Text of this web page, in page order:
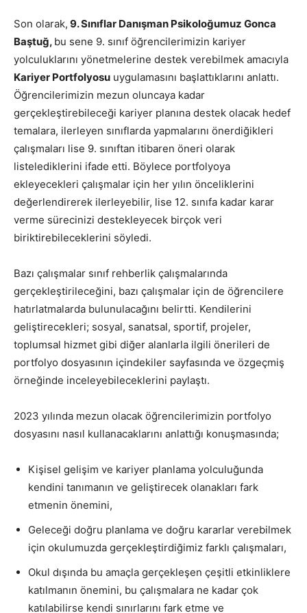
Son olarak, 9. Sınıflar Danışman Psikoloğumuz Gonca
Baştuğ, bu sene 9. sınıf öğrencilerimizin kariyer
yolculuklarını yönetmelerine destek verebilmek amacıyla
Kariyer Portfolyosu uygulamasını başlattıklarını anlattı.
Öğrencilerimizin mezun oluncaya kadar
gerçekleştirebileceği kariyer planına destek olacak hedef
temalara, ilerleyen sınıflarda yapmalarını önerdiğikleri
çalışmaları lise 9. sınıftan itibaren öneri olarak
listelediklerini ifade etti. Böylece portfolyoya
ekleyecekleri çalışmalar için her yılın önceliklerini
değerlendirerek ilerleyebilir, lise 12. sınıfa kadar karar
verme sürecinizi destekleyecek birçok veri
biriktirebileceklerini söyledi.
Bazı çalışmalar sınıf rehberlik çalışmalarında
gerçekleştirileceğini, bazı çalışmalar için de öğrencilere
hatırlatmalarda bulunulacağını belirtti. Kendilerini
geliştirecekleri; sosyal, sanatsal, sportif, projeler,
toplumsal hizmet gibi diğer alanlarla ilgili önerileri de
portfolyo dosyasının içindekiler sayfasında ve özgeçmiş
örneğinde inceleyebileceklerini paylaştı.
2023 yılında mezun olacak öğrencilerimizin portfolyo
dosyasını nasıl kullanacaklarını anlattığı konuşmasında;
Kişisel gelişim ve kariyer planlama yolculuğunda
kendini tanımanın ve geliştirecek olanakları fark
etmenin önemini,
Geleceği doğru planlama ve doğru kararlar verebilmek
için okulumuzda gerçekleştirdiğimiz farklı çalışmaları,
Okul dışında bu amaçla gerçekleşen çeşitli etkinliklere
katılmanın önemini, bu çalışmalara ne kadar çok
katılabilirse kendi sınırlarını fark etme ve